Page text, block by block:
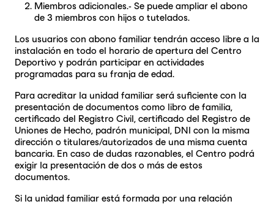
Miembros adicionales.- Se puede ampliar el abono
de 3 miembros con hijos o tutelados.
Los usuarios con abono familiar tendrán acceso libre a la
instalación en todo el horario de apertura del Centro
Deportivo y podrán participar en actividades
programadas para su franja de edad.
Para acreditar la unidad familiar será suficiente con la
presentación de documentos como libro de familia,
certificado del Registro Civil, certificado del Registro de
Uniones de Hecho, padrón municipal, DNI con la misma
dirección o titulares/autorizados de una misma cuenta
bancaria. En caso de dudas razonables, el Centro podrá
exigir la presentación de dos o más de estos
documentos.
Si la unidad familiar está formada por una relación